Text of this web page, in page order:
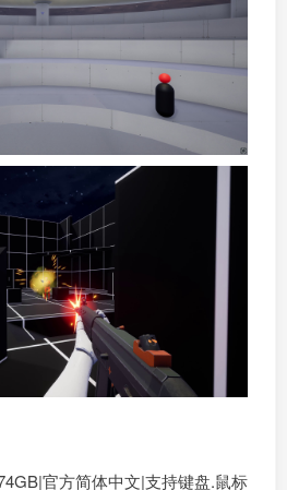
官方简体中文|支持键盘.鼠标